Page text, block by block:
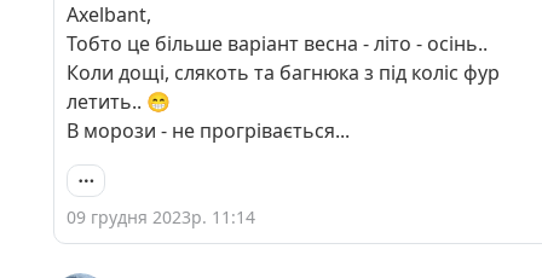
прийшли морози, то виявилося що разом з
резиною потрібно було міняти і омивачку на
зимову. Літня яка зазвичай при -1 починала
кристалізуватися, при виїзді на трасу ( у мене
частина шляху по трасі) замерзла повністю у
форсунках в шланзі до них від жабо
Axelbant,
Тобто це більше варіант весна - літо - осінь..
Коли дощі, слякоть та багнюка з під коліс фур
летить.. 😁
В морози - не прогрівається...
09 грудня 2023р. 11:14